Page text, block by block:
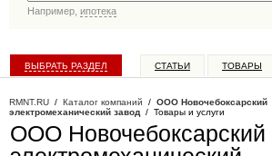
Например, ипотека
ВЫБРАТЬ РАЗДЕЛ СТАТЬИ ТОВАРЫ
RMNT.RU / Каталог компаний / ООО Новочебоксарский
электромеханический завод / Товары и услуги
ООО Новочебоксарский